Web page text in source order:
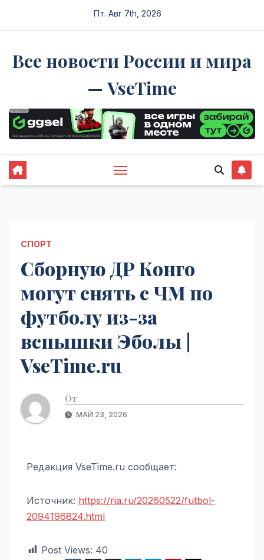
Пт. Авг 7th, 2026
Все новости России и мира
— VseTime
СПОРТ
Сборную ДР Конго
могут снять с ЧМ по
футболу из-за
вспышки Эболы |
VseTime.ru
От
МАЙ 23, 2026
Редакция VseTime.ru сообщает:
Источник: https://ria.ru/20260522/futbol-
2094196824.html
Post Views: 40